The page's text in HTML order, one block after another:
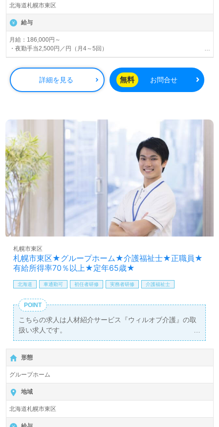
北海道札幌市東区
給与
月給：186,000円～
・夜勤手当2,500円／円（月4～5回）
・資格手当
・リーダー手当10,000円
・サブリーダー手当3,000円
賞与あり
詳細を見る 無料 お問合せ
札幌市東区★グループホーム★介護福祉士★正職員★
有給所得率70％以上★定年65歳★
札幌市東区
北海道 車通勤可 初任者研修 実務者研修 介護福祉士
POINT
こちらの求人は人材紹介サービス『ウィルオブ介護』の取
扱い求人です。
詳細に関してお気軽にご相談ください♪
【無料】で皆さんの転職活動をサポートいたします。
形態
グループホーム
地域
北海道札幌市東区